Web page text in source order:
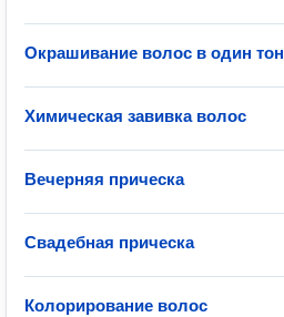
Окрашивание волос в один тон
Химическая завивка волос
Вечерняя прическа
Свадебная прическа
Колорирование волос